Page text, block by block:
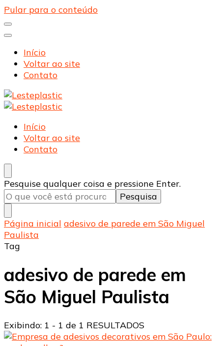
Pular para o conteúdo
Início
Voltar ao site
Contato
Lesteplastic
Blog – Lesteplastic
Lesteplastic
Blog – Lesteplastic
Início
Voltar ao site
Contato
Procurando
algo?
Pesquise qualquer coisa e pressione Enter.
Página inicial adesivo de parede em São Miguel
Paulista
Tag
adesivo de parede em
São Miguel Paulista
Exibindo: 1 - 1 de 1 RESULTADOS